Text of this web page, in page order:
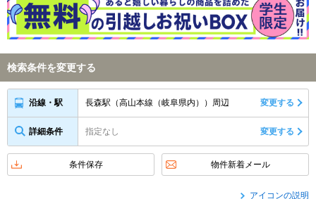
検索条件を変更する
沿線・駅 長森駅（高山本線（岐阜県内））周辺 変更する
詳細条件 指定なし 変更する
条件保存 物件新着メール
アイコンの説明